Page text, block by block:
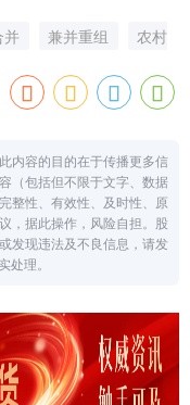
兼并重组
农村
内容的目的在于传播更多信
（包括但不限于文字、数据
整性、有效性、及时性、原
，据此操作，风险自担。股
发现违法及不良信息，请发
理。